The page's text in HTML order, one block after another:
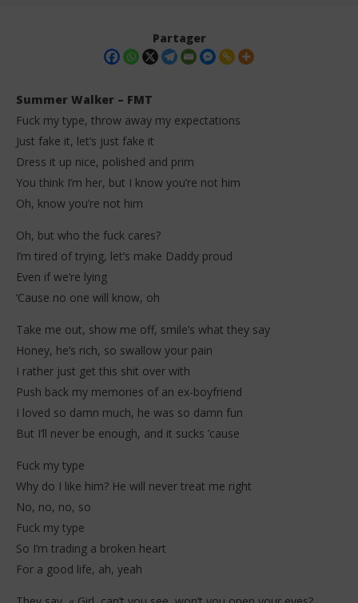
Summer Walker – FMT (Lyrics)
20
2025
Partager
Summer Walker – FMT
Fuck my type, throw away my expectations
Just fake it, let’s just fake it
Dress it up nice, polished and prim
You think I’m her, but I know you’re not him
Oh, know you’re not him
Oh, but who the fuck cares?
I’m tired of trying, let’s make Daddy proud
Even if we’re lying
‘Cause no one will know, oh
Take me out, show me off, smile’s what they say
Honey, he’s rich, so swallow your pain
I rather just get this shit over with
Push back my memories of an ex-boyfriend
I loved so damn much, he was so damn fun
But I’ll never be enough, and it sucks ’cause
Fuck my type
Why do I like him? He will never treat me right
No, no, no, so
Fuck my type
So I’m trading a broken heart
For a good life, ah, yeah